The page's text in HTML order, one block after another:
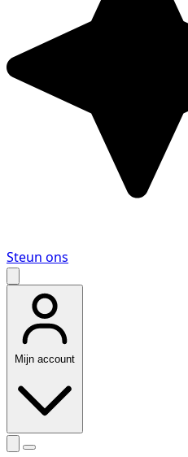
Steun ons
Mijn account